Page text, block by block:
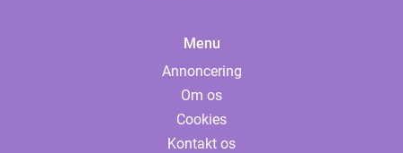
Menu
Annoncering
Om os
Cookies
Kontakt os